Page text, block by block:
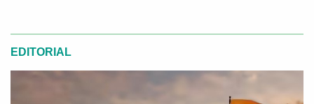
EDITORIAL